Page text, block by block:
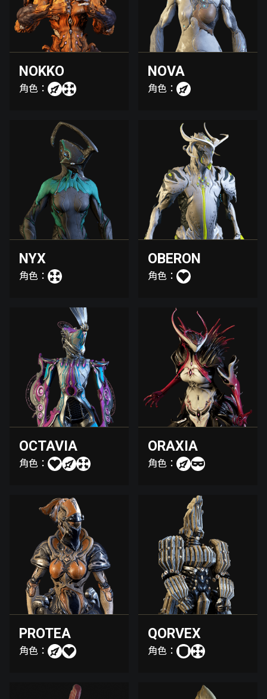
NOKKO
角色：
NOVA
角色：
NYX
角色：
OBERON
角色：
OCTAVIA
角色：
ORAXIA
角色：
PROTEA
角色：
QORVEX
角色：